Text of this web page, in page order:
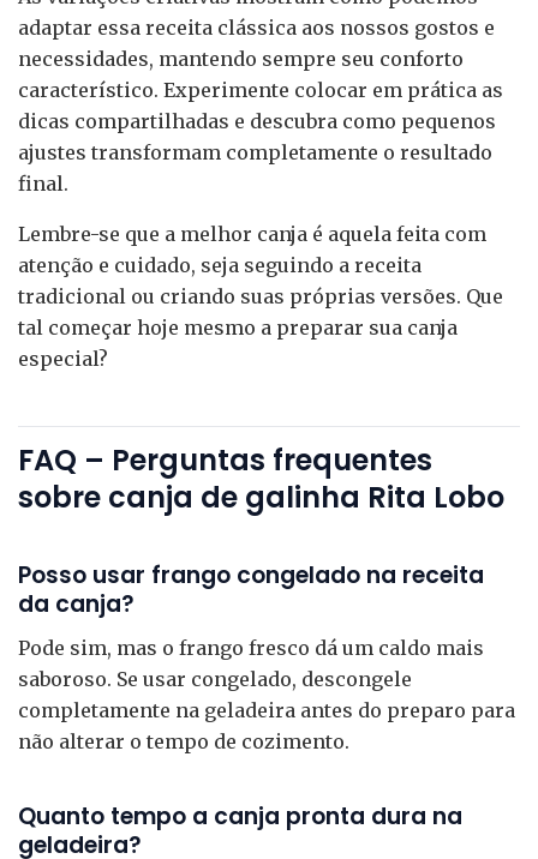
adaptar essa receita clássica aos nossos gostos e
necessidades, mantendo sempre seu conforto
característico. Experimente colocar em prática as
dicas compartilhadas e descubra como pequenos
ajustes transformam completamente o resultado
final.
Lembre-se que a melhor canja é aquela feita com
atenção e cuidado, seja seguindo a receita
tradicional ou criando suas próprias versões. Que
tal começar hoje mesmo a preparar sua canja
especial?
FAQ – Perguntas frequentes
sobre canja de galinha Rita Lobo
Posso usar frango congelado na receita
da canja?
Pode sim, mas o frango fresco dá um caldo mais
saboroso. Se usar congelado, descongele
completamente na geladeira antes do preparo para
não alterar o tempo de cozimento.
Quanto tempo a canja pronta dura na
geladeira?